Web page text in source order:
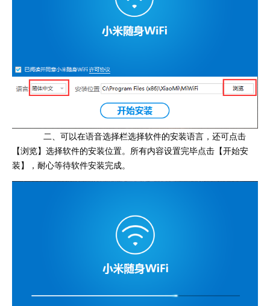
二、可以在语音选择栏选择软件的安装语言，还可点击
【浏览】选择软件的安装位置。所有内容设置完毕点击【开始安
装】，耐心等待软件安装完成。